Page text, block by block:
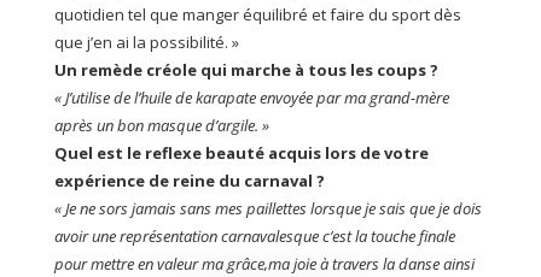
quotidien tel que manger équilibré et faire du sport dès
que j’en ai la possibilité. »
Un remède créole qui marche à tous les coups ?
« J’utilise de l’huile de karapate envoyée par ma grand-mère
après un bon masque d’argile. »
Quel est le reflexe beauté acquis lors de votre
expérience de reine du carnaval ?
« Je ne sors jamais sans mes paillettes lorsque je sais que je dois
avoir une représentation carnavalesque c’est la touche finale
pour mettre en valeur ma grâce,ma joie à travers la danse ainsi